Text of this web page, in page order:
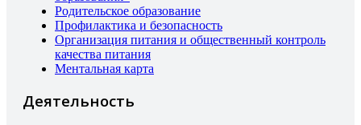
Родительское образование
Профилактика и безопасность
Организация питания и общественный контроль
качества питания
Ментальная карта
Деятельность